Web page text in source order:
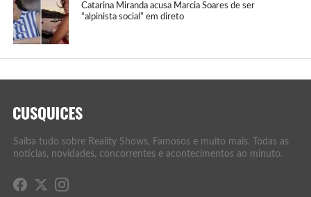
Catarina Miranda acusa Marcia Soares de ser
“alpinista social” em direto
Saiba tudo sobre Reality Shows, Famosos e muito mais. Todas as
notícias, novidades, concorrentes e acontecimentos ao minuto.